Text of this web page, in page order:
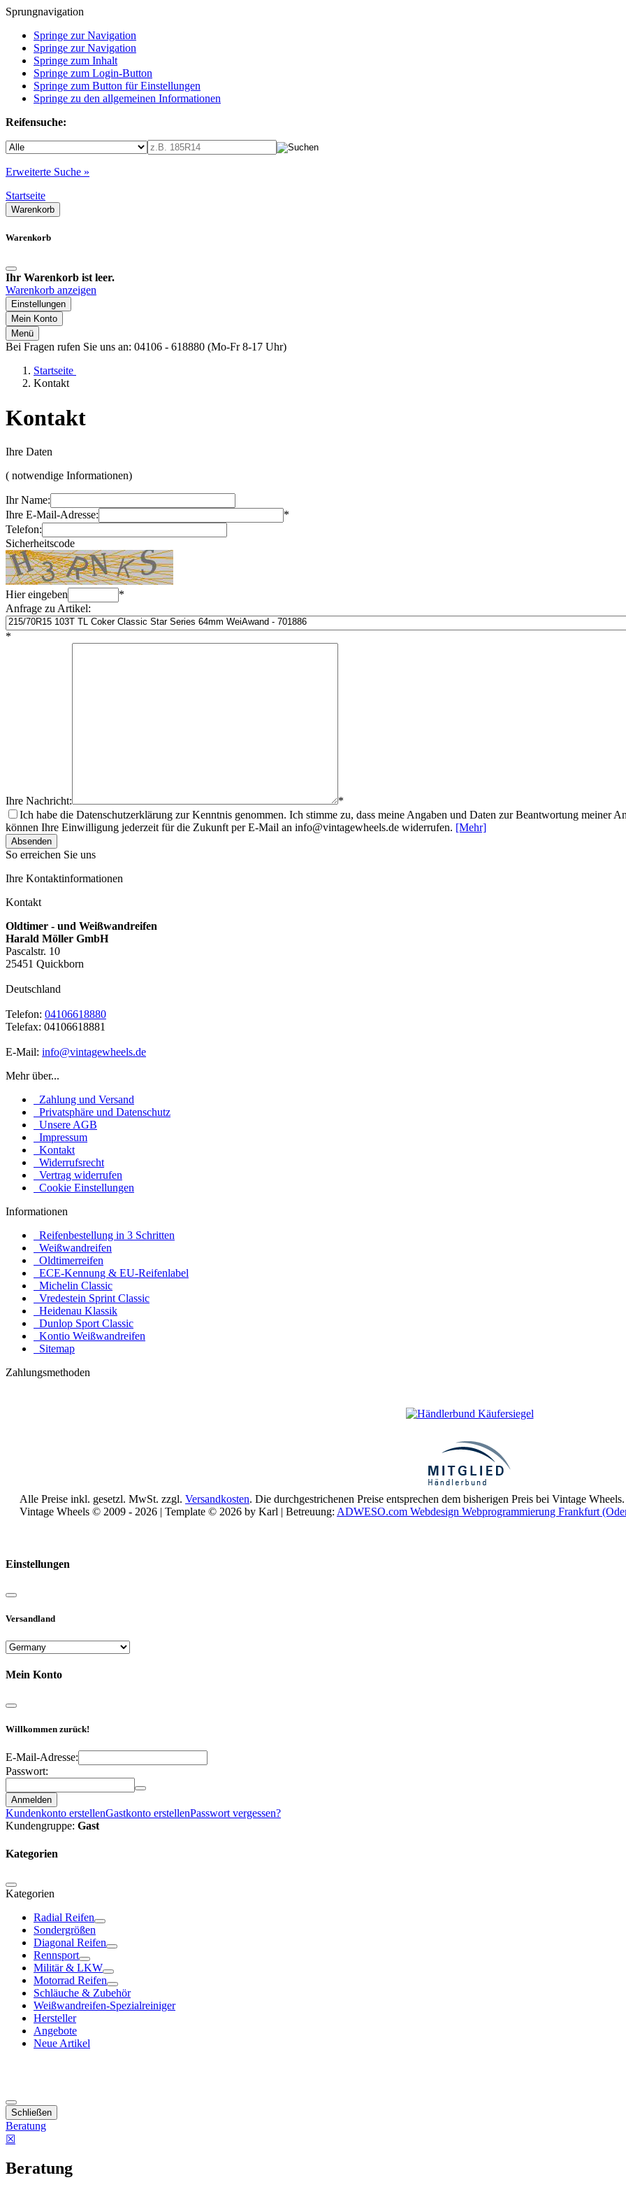
Sprungnavigation
Springe zur Navigation
Springe zur Navigation
Springe zum Inhalt
Springe zum Login-Button
Springe zum Button für Einstellungen
Springe zu den allgemeinen Informationen
Reifensuche:
Erweiterte Suche »
Startseite
Warenkorb
Warenkorb
Ihr Warenkorb ist leer.
Warenkorb anzeigen
Einstellungen
Mein Konto
Menü
Bei Fragen rufen Sie uns an: 04106 - 618880 (Mo-Fr 8-17 Uhr)
Startseite
Kontakt
Kontakt
Ihre Daten
( notwendige Informationen)
Ihr Name:
Ihre E-Mail-Adresse:
*
Telefon:
Sicherheitscode
Hier eingeben
*
Anfrage zu Artikel:
*
Ihre Nachricht:
*
Ich habe die Datenschutzerklärung zur Kenntnis genommen. Ich stimme zu, dass meine Angaben und Daten zur Beantwortung meiner
können Ihre Einwilligung jederzeit für die Zukunft per E-Mail an info@vintagewheels.de widerrufen. [Mehr]
Absenden
So erreichen Sie uns
Ihre Kontaktinformationen
Kontakt
Oldtimer - und Weißwandreifen
Harald Möller GmbH
Pascalstr. 10
25451 Quickborn
Deutschland
Telefon: 04106618880
Telefax: 04106618881
E-Mail: info@vintagewheels.de
Mehr über...
Zahlung und Versand
Privatsphäre und Datenschutz
Unsere AGB
Impressum
Kontakt
Widerrufsrecht
Vertrag widerrufen
Cookie Einstellungen
Informationen
Reifenbestellung in 3 Schritten
Weißwandreifen
Oldtimerreifen
ECE-Kennung & EU-Reifenlabel
Michelin Classic
Vredestein Sprint Classic
Heidenau Klassik
Dunlop Sport Classic
Kontio Weißwandreifen
Sitemap
Zahlungsmethoden
Alle Preise inkl. gesetzl. MwSt. zzgl. Versandkosten. Die durchgestrichenen Preise entsprechen dem bisherigen Preis bei Vintage Wheels.
Vintage Wheels © 2009 - 2026 | Template © 2026 by Karl | Betreuung: ADWESO.com Webdesign Webprogrammierung Frankfurt
Einstellungen
Versandland
Mein Konto
Willkommen zurück!
E-Mail-Adresse:
Passwort:
Anmelden
Kundenkonto erstellenGastkonto erstellenPasswort vergessen?
Kundengruppe: Gast
Kategorien
Kategorien
Radial Reifen
Sondergrößen
Diagonal Reifen
Rennsport
Militär & LKW
Motorrad Reifen
Schläuche & Zubehör
Weißwandreifen-Spezialreiniger
Hersteller
Angebote
Neue Artikel
Schließen
Beratung
☒
Beratung